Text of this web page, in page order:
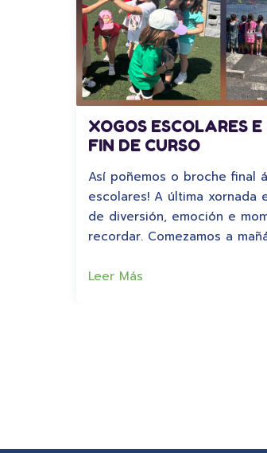
XOGOS ESCOLARES
FIN DE CURSO
Así poñemos o broche final
escolares! A última xornada
de diversión, emoción e
recordar. Comezamos a
Leer Más